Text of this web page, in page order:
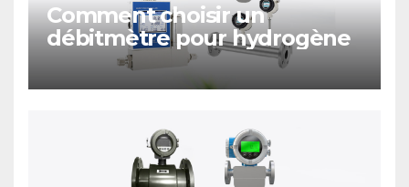
Comment choisir un
débitmètre pour hydrogène